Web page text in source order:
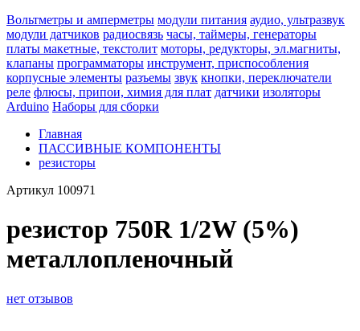
Вольтметры и амперметры модули питания аудио, ультразвук
модули датчиков радиосвязь часы, таймеры, генераторы
платы макетные, текстолит моторы, редукторы, эл.магниты,
клапаны программаторы инструмент, приспособления
корпусные элементы разъемы звук кнопки, переключатели
реле флюсы, припои, химия для плат датчики изоляторы
Arduino Наборы для сборки
Главная
ПАССИВНЫЕ КОМПОНЕНТЫ
резисторы
Артикул 100971
резистор 750R 1/2W (5%)
металлопленочный
нет отзывов